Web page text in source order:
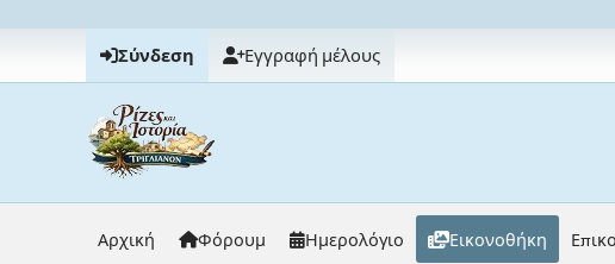
Σύνδεση Εγγραφή μέλους
Αρχική Φόρουμ Ημερολόγιο Εικονοθήκη